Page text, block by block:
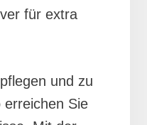
für extra
und zu
erreichen Sie